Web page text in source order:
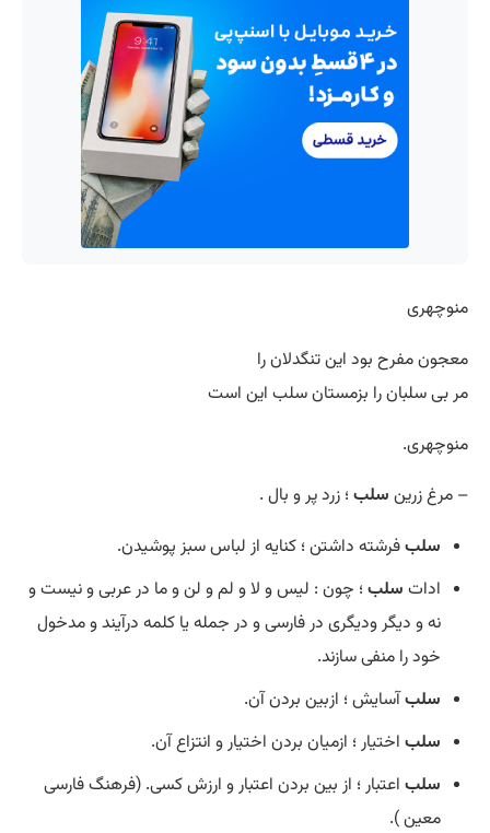
منوچهری
معجون مفرح بود این تنگدلان را
مر بی سلبان را بزمستان سلب این است
منوچهری.
– مرغ زرین سلب ؛ زرد پر و بال .
سلبفرشته داشتن ؛ کنایه از لباس سبز پوشیدن.
ادات سلب ؛ چون : لیس و لا و لم و لن و ما در عربی و نیست و
نه و دیگر ودیگری در فارسی و در جمله یا کلمه درآیند و مدخول
خود را منفی سازند.
سلبآسایش ؛ ازبین بردن آن.
سلب اختیار ؛ ازمیان بردن اختیار و انتزاع آن.
سلب اعتبار ؛ از بین بردن اعتبار و ارزش کسی. (فرهنگ فارسی
معین ).